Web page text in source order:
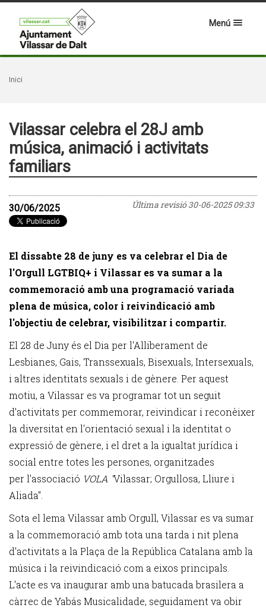
Menú
Inici
Vilassar celebra el 28J amb
música, animació i activitats
familiars
Última revisió30-06-2025 09:33
30/06/2025
El dissabte 28 de juny es va celebrar el Dia de
l'Orgull LGTBIQ+ i Vilassar es va sumar a la
commemoració amb una programació variada
plena de música, color i reivindicació amb
l'objectiu de celebrar, visibilitzar i compartir.
El 28 de Juny és el Dia per l'Alliberament de
Lesbianes, Gais, Transsexuals, Bisexuals, Intersexuals,
i altres identitats sexuals i de gènere. Per aquest
motiu, a Vilassar es va programar tot un seguit
d’activitats per commemorar, reivindicar i reconèixer
la diversitat en l'orientació sexual i la identitat o
expressió de gènere, i el dret a la igualtat jurídica i
social entre totes les persones, organitzades
per l'associació VOLA "Vilassar; Orgullosa, Lliure i
Aliada".
Sota el lema Vilassar amb Orgull, Vilassar es va sumar
a la commemoració amb tota una tarda i nit plena
d'activitats a la Plaça de la República Catalana amb la
música i la reivindicació com a eixos principals.
L'acte es va inaugurar amb una batucada brasilera a
càrrec de Yabás Musicalidade, seguidament va obir